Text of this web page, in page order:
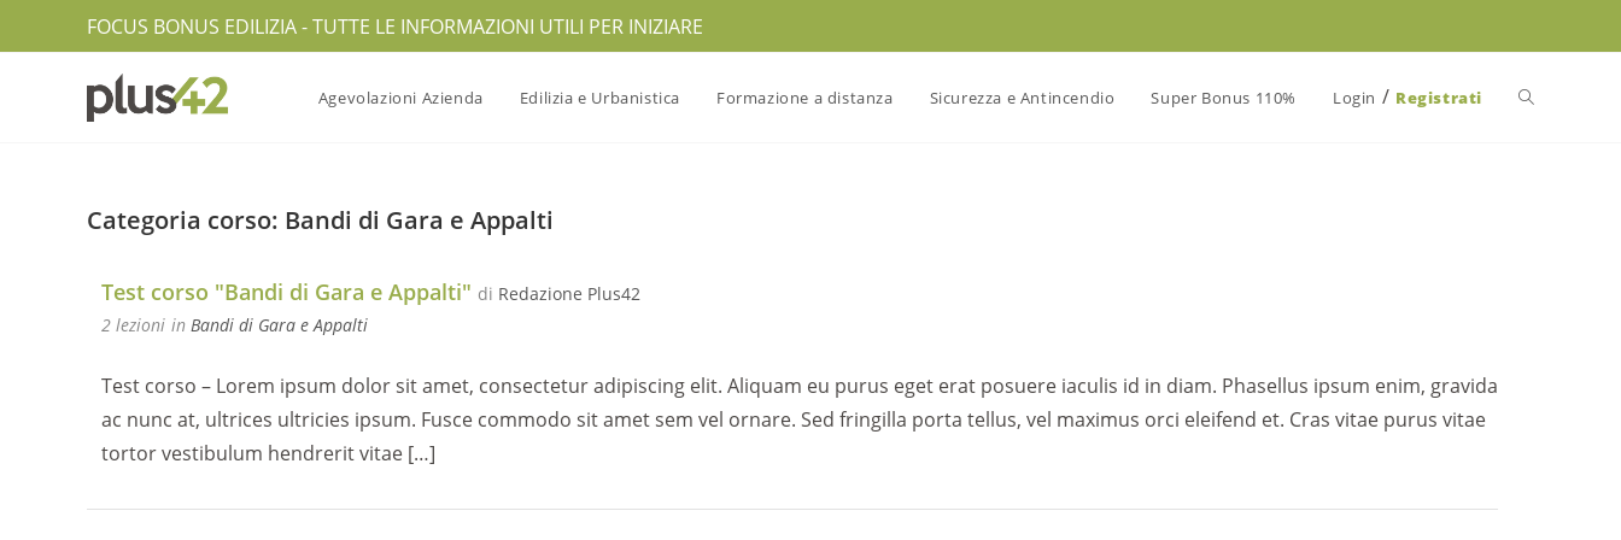
FOCUS BONUS EDILIZIA - TUTTE LE INFORMAZIONI UTILI PER INIZIARE
Agevolazioni Azienda Edilizia e Urbanistica Formazione a distanza Sicurezza e Antincendio Super Bonus 110% Login / Registrati Attiva/
Categoria corso: Bandi di Gara e Appalti
Test corso "Bandi di Gara e Appalti" di Redazione Plus42
2 lezioni in Bandi di Gara e Appalti
Test corso – Lorem ipsum dolor sit amet, consectetur adipiscing elit. Aliquam eu purus eget erat posuere iaculis id in diam. Phasellus ipsum enim, gravida
ac nunc at, ultrices ultricies ipsum. Fusce commodo sit amet sem vel ornare. Sed fringilla porta tellus, vel maximus orci eleifend et. Cras vitae purus vitae
tortor vestibulum hendrerit vitae […]